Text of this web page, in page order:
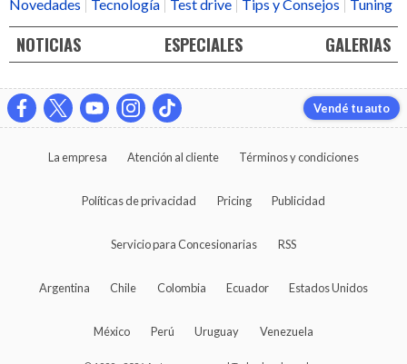
Novedades
Tecnología Test drive Tips y Consejos Tuning
NOTICIAS ESPECIALES GALERIAS
Vendé tu auto
La empresa Atención al cliente Términos y condiciones
Políticas de privacidad Pricing Publicidad
Servicio para Concesionarias RSS
Argentina Chile Colombia Ecuador Estados Unidos
México Perú Uruguay Venezuela